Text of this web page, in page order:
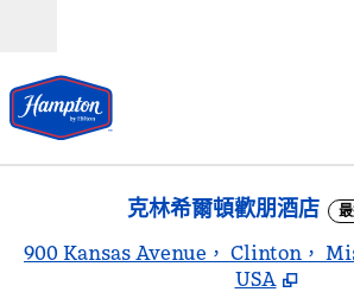
克林希爾頓歡朋酒店
900 Kansas Avenue， Clinton，
USA